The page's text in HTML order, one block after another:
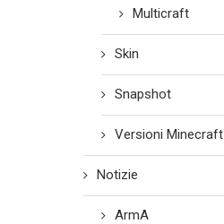
Multicraft
Skin
Snapshot
Versioni Minecraft
Notizie
ArmA